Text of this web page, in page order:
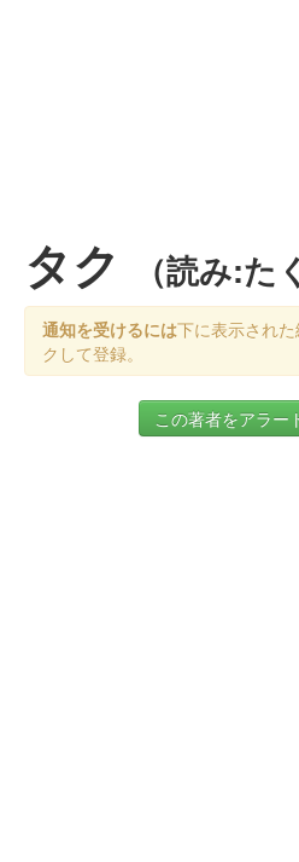
タク （読み:た
通知を受けるには下に表示され
クして登録。
この著者をアラー